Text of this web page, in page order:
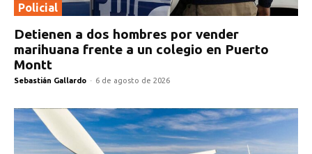
Policial
Detienen a dos hombres por vender
marihuana frente a un colegio en Puerto
Montt
Sebastián Gallardo - 6 de agosto de 2026